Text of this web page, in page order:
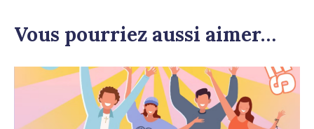
Vous pourriez aussi aimer…